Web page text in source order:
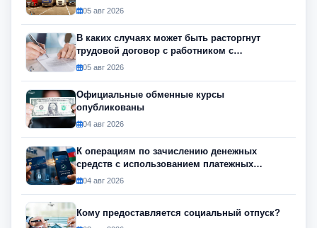
05 авг 2026
В каких случаях может быть расторгнут
трудовой договор с работником с
инвалидностью?
05 авг 2026
Официальные обменные курсы
опубликованы
04 авг 2026
К операциям по зачислению денежных
средств с использованием платежных
инструментов будет применяться риск-
04 авг 2026
Кому предоставляется социальный отпуск?